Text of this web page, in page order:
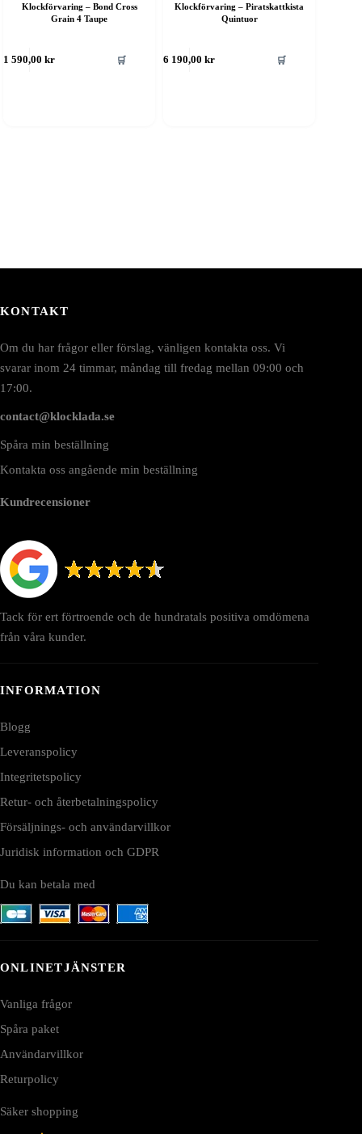
Klockförvaring – Bond Cross
Grain 4 Taupe
1 590,00kr 🛒
Klockförvaring – Piratskattkista
Quintuor
6 190,00kr 🛒
KONTAKT
Om du har frågor eller förslag, vänligen kontakta oss. Vi
svarar inom 24 timmar, måndag till fredag mellan 09:00 och
17:00.
contact@klocklada.se
Spåra min beställning
Kontakta oss angående min beställning
Kundrecensioner
Tack för ert förtroende och de hundratals positiva omdömena
från våra kunder.
INFORMATION
Blogg
Leveranspolicy
Integritetspolicy
Retur- och återbetalningspolicy
Försäljnings- och användarvillkor
Juridisk information och GDPR
Du kan betala med
ONLINETJÄNSTER
Vanliga frågor
Spåra paket
Användarvillkor
Returpolicy
Säker shopping